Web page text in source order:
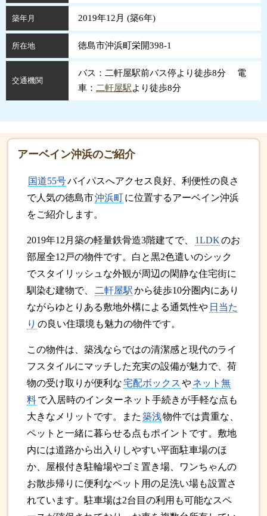
築年月 2019年12月 (築6年)
所在地 徳島市沖浜町栄開398-1
交通機関
バス：二軒屋駅前バス停より徒歩8分 電
車： 二軒屋駅より徒歩8分
アーベイン沖浜のご紹介
国道55号バイパスへアクセス良好、利便性の良さ
で人気の徳島市沖浜町に位置するアーベイン沖浜
をご紹介します。
2019年12月築の軽量鉄骨造3階建てで、 1LDKのお
部屋全12戸の物件です。白と黒2色遣いのシック
でスタイリッシュな外観が周辺の閑静な住宅街に
馴染む建物で、
二軒屋駅から徒歩10分圏内にあり
ながらゆとりある敷地外構による通気性や 日当た
り の良い住環境も魅力の物件です。
この物件は、築浅ならではの清潔感と現代のライ
フスタイルにマッチした充実の設備が魅力で、荷
物の受け取りが便利な宅配ボックス やネット無
料で入居時のインターネット手続きが手軽な点も
大きなメリットです。また 築浅物件では貴重な、
ペットと一緒に暮らせる点もポイントです。敷地
内には道路から出入りしやすい平面駐車場のほ
か、屋根付き駐輪場やゴミ置き場、ワンちゃんの
お散歩帰りに便利なペット用の足洗い場も設置さ
れています。駐車場は2台目の利用も可能なスペ